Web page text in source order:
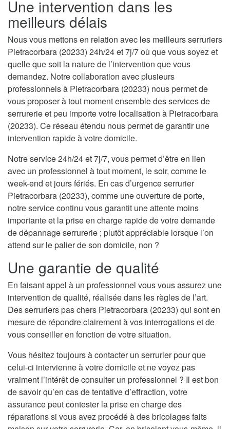
Une intervention dans les
meilleurs délais
Nous vous mettons en relation avec les meilleurs serruriers
Pietracorbara (20233) 24h/24 et 7j/7 où que vous soyez et
quelle que soit la nature de l’intervention que vous
demandez. Notre collaboration avec plusieurs
professionnels à Pietracorbara (20233) nous permet de
vous proposer à tout moment ensemble des services de
serrurerie et peu importe votre localisation à Pietracorbara
(20233). Ce réseau étendu nous permet de garantir une
intervention rapide à votre domicile.
Notre service 24h/24 et 7j/7, vous permet d’être en lien
avec un professionnel à tout moment, le soir, comme le
week-end et jours fériés. En cas d’urgence serrurier
Pietracorbara (20233), comme une ouverture de porte,
notre service continu vous garantit une attente moins
importante et la prise en charge rapide de votre demande
de dépannage serrurerie ; plutôt appréciable lorsque l’on
attend sur le palier de son domicile, non ?
Une garantie de qualité
En faisant appel à un professionnel vous vous assurez une
intervention de qualité, réalisée dans les règles de l’art.
Des serruriers pas chers Pietracorbara (20233) qui sont en
mesure de répondre clairement à vos interrogations et de
vous conseiller en fonction de votre situation.
Vous hésitez toujours à contacter un serrurier pour que
celui-ci intervienne à votre domicile et ne voyez pas
vraiment l’intérêt de consulter un professionnel ? Il est bon
de savoir qu’en cas de tentative d’effraction, votre
assurance peut contester la prise en charge des
réparations si vous avez procédé à des bricolages faits